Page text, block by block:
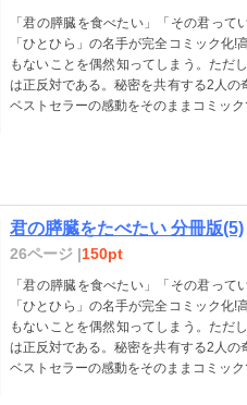
「君の膵臓を食べたい」「その君っ
「ひとひら」の名手が完全コミック化
もないことを偶然知ってしまう。ただ
は正反対である。秘密を共有する2人
ベストセラーの感動をそのままコミック
君の膵臓をたべたい 分冊版(5)
26ページ |150pt
「君の膵臓を食べたい」「その君っ
「ひとひら」の名手が完全コミック化
もないことを偶然知ってしまう。ただ
は正反対である。秘密を共有する2人
ベストセラーの感動をそのままコミック